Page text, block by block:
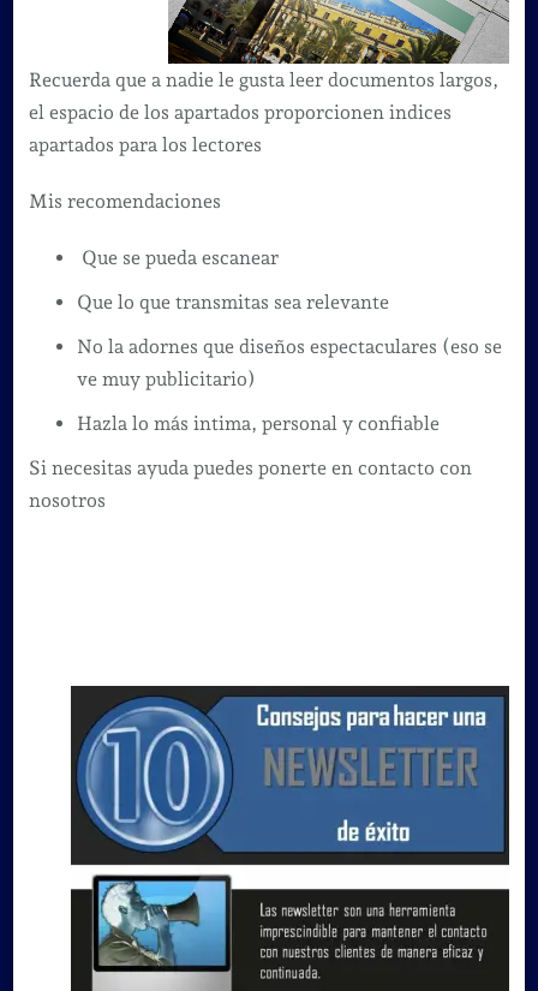
Recuerda que a nadie le gusta leer documentos largos,
el espacio de los apartados proporcionen indices
apartados para los lectores
Mis recomendaciones
Que se pueda escanear
Que lo que transmitas sea relevante
No la adornes que diseños espectaculares (eso se
ve muy publicitario)
Hazla lo más intima, personal y confiable
Si necesitas ayuda puedes ponerte en contacto con
nosotros